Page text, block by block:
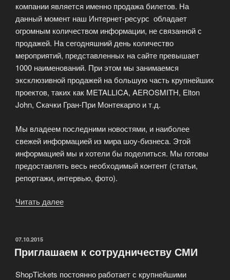
компании является именно продажа билетов. На
данный момент наш Интернет-ресурс обладает
огромным количеством информации, не связанной с
продажей. На сегодняшний день количество
мероприятий, представленных на сайте превышает
1000 наименований. При этом мы занимаемся
эксклюзивной продажей на большую часть крупнейших
проектов, таких как METALLICA, AEROSMITH, Elton
John, Скачки Гран-При Монтекарло и т.д.
Мы владеем последними новостями, и наиболее
свежей информацией из мира шоу-бизнеса. Этой
информацией мы и хотели бы поделиться. Мы готовы
предоставлять весь необходимый контент (статьи,
репортажи, интервью, фото).
Читать далее
порталы»
ОПУБЛИКОВАНО
07.10.2015
Приглашаем к сотрудничеству СМИ
ShopTickets постоянно работает с крупнейшими